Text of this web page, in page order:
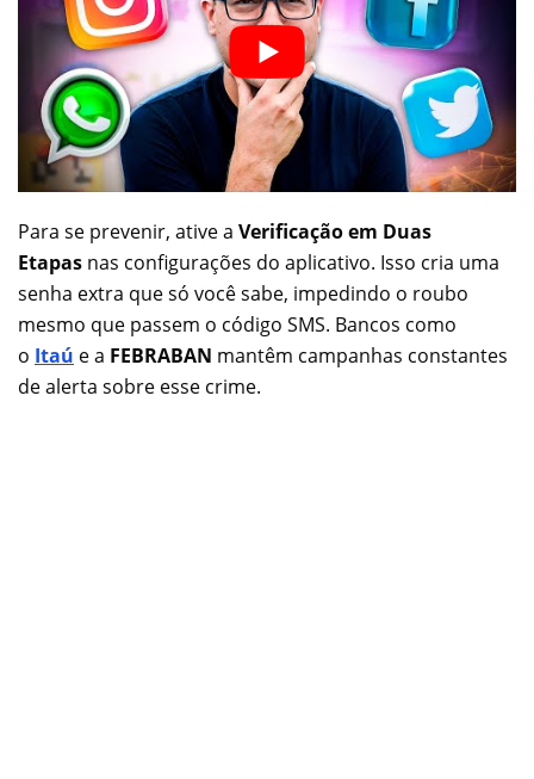
Para se prevenir, ative a Verificação em Duas
Etapas nas configurações do aplicativo. Isso cria uma
senha extra que só você sabe, impedindo o roubo
mesmo que passem o código SMS. Bancos como
o Itaú e a FEBRABAN mantêm campanhas constantes
de alerta sobre esse crime.